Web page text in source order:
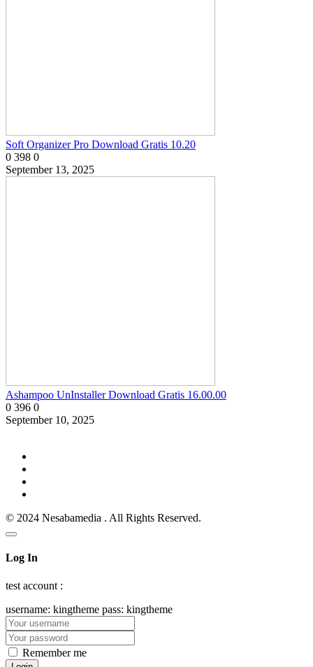
Soft Organizer Pro Download Gratis 10.20
0 398 0
September 13, 2025
Ashampoo UnInstaller Download Gratis 16.00.00
0 396 0
September 10, 2025
© 2024 Nesabamedia . All Rights Reserved.
Log In
test account :
username: kingtheme pass: kingtheme
Remember me